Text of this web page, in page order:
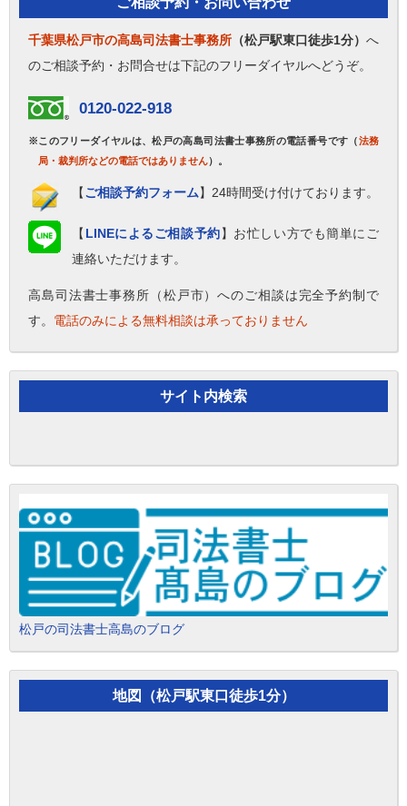
千葉県松戸市の高島司法書士事務所 （松戸駅東口徒歩1分） へ
のご相談予約・お問合せは下記のフリーダイヤルへどうぞ。
0120-022-918
※このフリーダイヤルは、松戸の高島司法書士事務所の電話番号です（法務
局・裁判所などの電話ではありません）。
【ご相談予約フォーム】24時間受け付けております。
【 LINEによるご相談予約】お忙しい方でも簡単にご
連絡いただけます。
高島司法書士事務所（松戸市）へのご相談は完全予約制で
す。 電話のみによる無料相談は承っておりません
サイト内検索
松戸の司法書士高島のブログ
地図（松戸駅東口徒歩1分）